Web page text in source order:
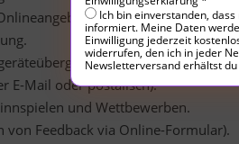
und
Verarbeitung
E-Mail oder postalisch).
und Wettbewerben.
von Feedback via Online-Formular).
Ich bin einverstanden,
informiert. Meine Daten
Einwilligung jederzeit
widerrufen, den ich in jeder
Newsletterversand erhältst